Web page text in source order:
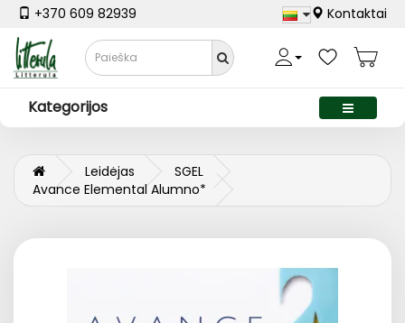
+370 609 82939 Kontaktai
Kategorijos
Leidėjas
SGEL
Avance Elemental Alumno*